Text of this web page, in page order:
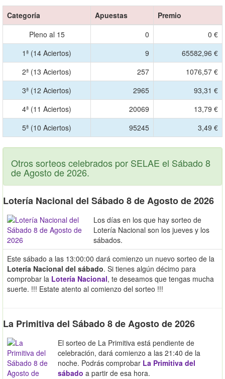
Categoría Apuestas
Premio
Pleno al 15
0
0 €
1ª (14 Aciertos)
9
65582,96 €
2ª (13 Aciertos)
257
1076,57 €
3ª (12 Aciertos)
2965
93,31 €
4ª (11 Aciertos)
20069
13,79 €
5ª (10 Aciertos)
95245 3,49 €
Otros sorteos celebrados por SELAE el Sábado 8
de Agosto de 2026.
Lotería Nacional del Sábado 8 de Agosto de 2026
Los días en los que hay sorteo de
Lotería Nacional son los jueves y los
sábados.
Este sábado a las 13:00:00 dará comienzo un nuevo sorteo de la
Lotería Nacional del sábado. Si tienes algún décimo para
comprobar la Lotería Nacional, te deseamos que tengas mucha
suerte. !!! Estate atento al comienzo del sorteo !!!
La Primitiva del Sábado 8 de Agosto de 2026
El sorteo de La Primitiva está pendiente de
celebración, dará comienzo a las 21:40 de la
noche. Podrás comprobar La Primitiva del
sábado a partir de esa hora.